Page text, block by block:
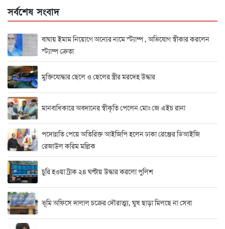
সর্বশেষ সংবাদ
বাঘায় ইমাম নিয়োগে অন্যের নামে স্ট্যাম্প , অভিযোগ স্বীকার করলেন
স্ট্যাম্প ক্রেতা
মুক্তিযোদ্ধার ছেলে ও ছেলের স্ত্রীর মরদেহ উদ্ধার
মানবাধিকারে অবদানের স্বীকৃতি পেলেন মোঃ জে এইচ রানা
পদোন্নতি পেয়ে অতিরিক্ত আইজিপি হলেন ঢাকা রেঞ্জের ডিআইজি
রেজাউল করিম মল্লিক
চুরি হওয়া ট্রাক ২৪ ঘণ্টায় উদ্ধার করলো পুলিশ
ভূমি অফিসে দালাল চক্রের দৌরাত্ম্য, ঘুষ ছাড়া মিলছে না সেবা